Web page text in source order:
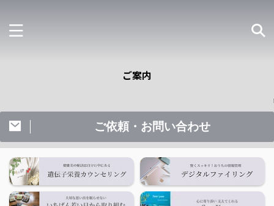
ご案内
☟ご
ご依頼・お問い合わせ